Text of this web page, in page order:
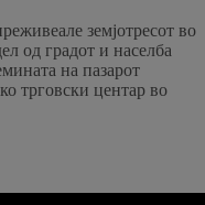
земјотресот во
од градот и населба
на пазарот
трговски центар во